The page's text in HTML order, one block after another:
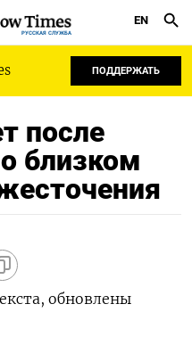
РУССКАЯ СЛУЖБА
EN
ПОДДЕРЖАТЬ
после
близком
обновлены